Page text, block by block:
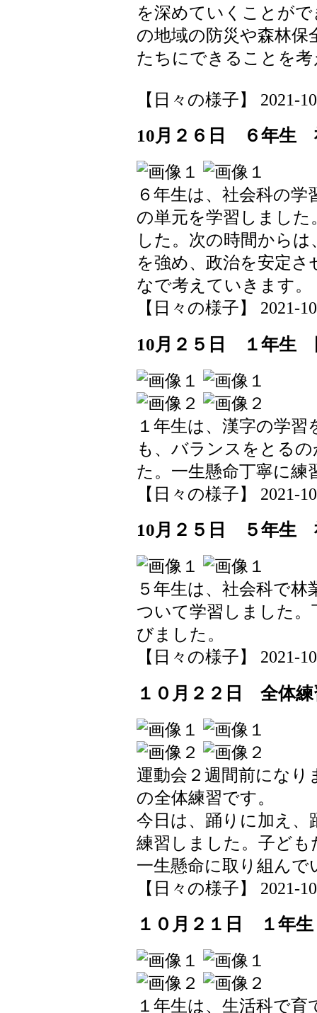
を深めていくことが
の地域の防災や森林
たちにできることを
【日々の様子】 2021-
10月２６日 ６年生
６年生は、社会科の
の単元を学習しまし
した。次の時間から
を強め、政治を安定
なで考えていきます。
【日々の様子】 2021-
10月２５日 １年生
１年生は、漢字の学
も、バランスをとる
た。一生懸命丁寧に練
【日々の様子】 2021-
10月２５日 ５年生
５年生は、社会科で
ついて学習しました
びました。
【日々の様子】 2021-
１０月２２日 全体練
運動会２週間前になり
の全体練習です。
今日は、踊りに加え
練習しました。子ど
一生懸命に取り組んで
【日々の様子】 2021-
１０月２１日 １年
１年生は、生活科で